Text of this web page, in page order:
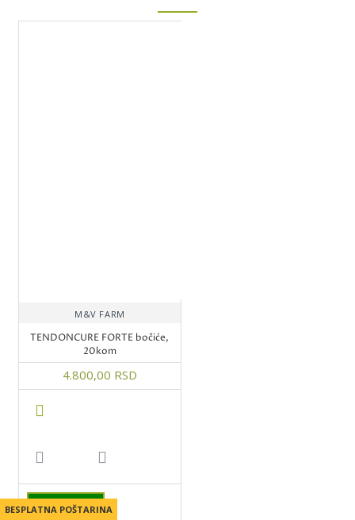
M&V FARM
TENDONCURE FORTE bočiće,
20kom
4.800,00 RSD
Idi na kasu
BESPLATNA POŠTARINA
BESPLATNA POŠTARINA